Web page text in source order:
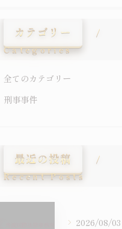
カテゴリー
Categories
全てのカテゴリー
刑事事件
最近の投稿
Recent Posts
2026/08/03